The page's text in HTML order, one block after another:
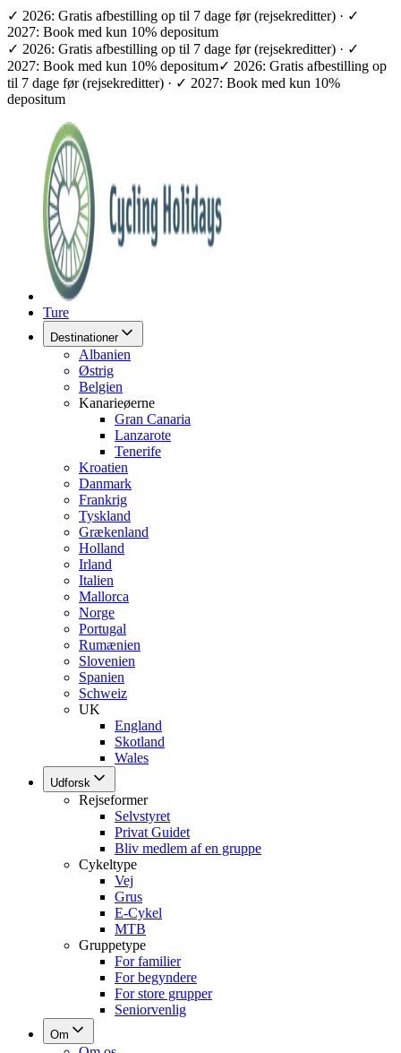
✓ 2026: Gratis afbestilling op til 7 dage før (rejsekreditter) · ✓
2027: Book med kun 10% depositum
✓ 2026: Gratis afbestilling op til 7 dage før (rejsekreditter) · ✓
2027: Book med kun 10% depositum✓ 2026: Gratis afbestilling op
til 7 dage før (rejsekreditter) · ✓ 2027: Book med kun 10%
depositum
Ture
Destinationer
Albanien
Østrig
Belgien
Kanarieøerne
Gran Canaria
Lanzarote
Tenerife
Kroatien
Danmark
Frankrig
Tyskland
Grækenland
Holland
Irland
Italien
Mallorca
Norge
Portugal
Rumænien
Slovenien
Spanien
Schweiz
UK
England
Skotland
Wales
Udforsk
Rejseformer
Selvstyret
Privat Guidet
Bliv medlem af en gruppe
Cykeltype
Vej
Grus
E-Cykel
MTB
Gruppetype
For familier
For begyndere
For store grupper
Seniorvenlig
Om